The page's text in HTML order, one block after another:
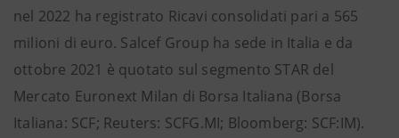
nel 2022 ha registrato Ricavi consolidati pari a 565
milioni di euro. Salcef Group ha sede in Italia e da
ottobre 2021 è quotato sul segmento STAR del
Mercato Euronext Milan di Borsa Italiana (Borsa
Italiana: SCF; Reuters: SCFG.MI; Bloomberg: SCF:IM).